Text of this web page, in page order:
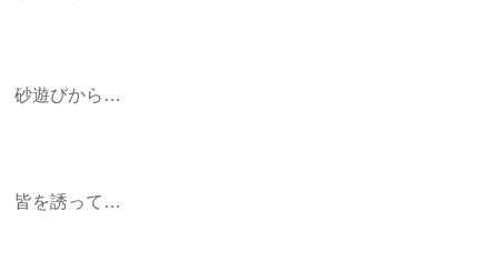
砂遊びから…
皆を誘って…